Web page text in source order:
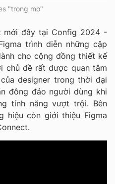
"trong mơ"
mới đây tại Config 2024 -
trình diễn những cập
cho cộng đồng thiết kế
chủ đề rất được quan tâm
designer trong thời đại
đông đảo người dùng khi
tính năng vượt trội. Bên
hiệu còn giới thiệu Figma